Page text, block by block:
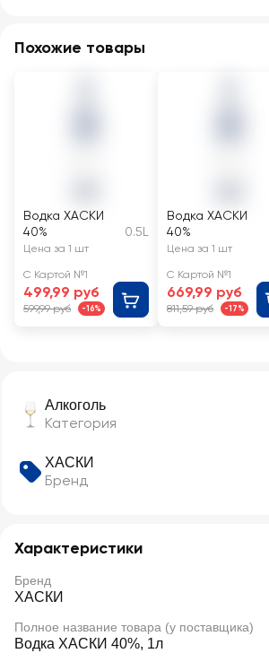
Алкоголь
Категория
ХАСКИ
Бренд
Характеристики
Бренд
ХАСКИ
Полное название товара (у поставщика)
Водка ХАСКИ 40%, 1л
Похожие товары
Водка ХАСКИ
40%
0.5L
Цена за 1 шт
С Картой №1
499,99 руб
599,99 руб -16%
Водка ХАСКИ
40%
Цена за 1 шт
С Картой №1
669,99 руб
811,59 руб -17%